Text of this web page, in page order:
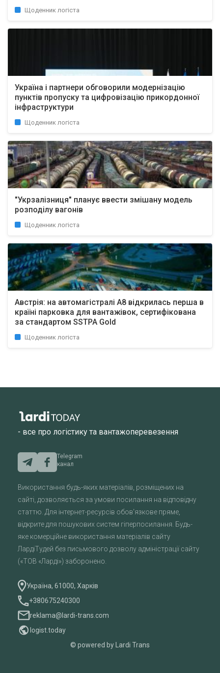
Щоденник логіста
Україна і партнери обговорили модернізацію
пунктів пропуску та цифровізацію прикордонної
інфраструктури
Щоденник логіста
"Укрзалізниця" планує ввести змішану модель
розподілу вагонів
Щоденник логіста
Австрія: на автомагістралі A8 відкрилась перша в
країні парковка для вантажівок, сертифікована
за стандартом SSTPA Gold
Щоденник логіста
- все про логістику та вантажоперевезення
Telegram
канал
Використання будь-яких матеріалів, розміщених на
сайті, дозволяється за умови посилання на відповідну
статтю. Для інтернет-ресурсів обов'язкове пряме,
відкрите для пошукових систем гіперпосилання. Будь-
яке комерційне використання матеріалів сайту
ЛардіТудей без письмового дозволу адміністрації сайту
(«ТОВ «Ларді») заборонено.
Україна, 61000, Харків
+380675240300
reklama@lardi-trans.com
logist.today
© powered by Lardi Trans